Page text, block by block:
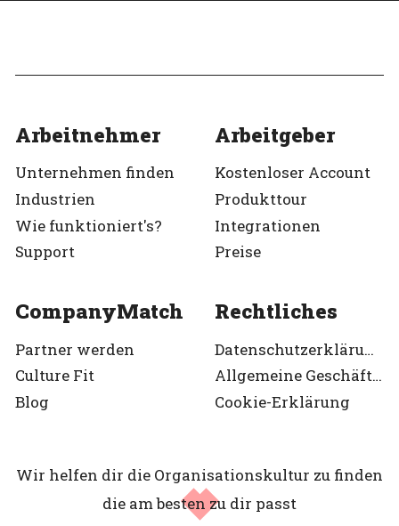
Arbeitnehmer
Unternehmen finden
Industrien
Wie funktioniert's?
Support
Arbeitgeber
Kostenloser Account
Produkttour
Integrationen
Preise
CompanyMatch
Partner werden
Culture Fit
Blog
Rechtliches
Datenschutzerklärung
Allgemeine Geschäftsbedingungen
Cookie-Erklärung
Wir helfen dir die Organisationskultur zu finden
die am besten zu dir passt